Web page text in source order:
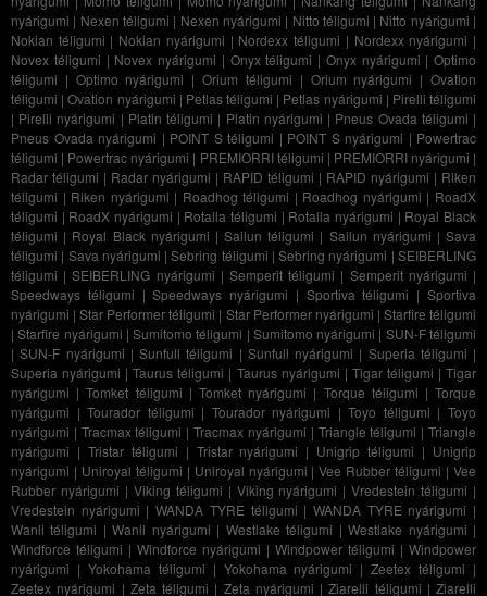
nyárigumi | Nexen téligumi | Nexen nyárigumi | Nitto téligumi | Nitto nyárigumi |
Nokian téligumi | Nokian nyárigumi | Nordexx téligumi | Nordexx nyárigumi |
Novex téligumi | Novex nyárigumi | Onyx téligumi | Onyx nyárigumi | Optimo
téligumi | Optimo nyárigumi |Orium téligumi | Orium nyárigumi |Ovation
téligumi |Ovation nyárigumi | Petlas téligumi | Petlas nyárigumi | Pirelli téligumi
| Pirelli nyárigumi | Platin téligumi | Platin nyárigumi | Pneus Ovada téligumi |
Pneus Ovada nyárigumi | POINT S téligumi | POINT S nyárigumi | Powertrac
téligumi | Powertrac nyárigumi | PREMIORRI téligumi | PREMIORRI nyárigumi |
Radar téligumi | Radar nyárigumi | RAPID téligumi | RAPID nyárigumi | Riken
téligumi | Riken nyárigumi | Roadhog téligumi | Roadhog nyárigumi | RoadX
téligumi | RoadX nyárigumi | Rotalla téligumi | Rotalla nyárigumi | Royal Black
téligumi | Royal Black nyárigumi |Sailun téligumi | Sailun nyárigumi |Sava
téligumi | Sava nyárigumi |Sebring téligumi |Sebring nyárigumi |SEIBERLING
téligumi |SEIBERLING nyárigumi |Semperit téligumi | Semperit nyárigumi |
Speedways téligumi |Speedways nyárigumi | Sportiva téligumi |Sportiva
nyárigumi |Star Performer téligumi | Star Performer nyárigumi | Starfire téligumi
|Starfire nyárigumi |Sumitomo téligumi | Sumitomo nyárigumi | SUN-F téligumi
|SUN-F nyárigumi | Sunfull téligumi | Sunfull nyárigumi | Superia téligumi |
Superia nyárigumi |Taurus téligumi | Taurus nyárigumi | Tigar téligumi |Tigar
nyárigumi |Tomket téligumi | Tomket nyárigumi | Torque téligumi |Torque
nyárigumi |Tourador téligumi | Tourador nyárigumi |Toyo téligumi |Toyo
nyárigumi | Tracmax téligumi |Tracmax nyárigumi | Triangle téligumi |Triangle
nyárigumi | Tristar téligumi | Tristar nyárigumi | Unigrip téligumi | Unigrip
nyárigumi | Uniroyal téligumi | Uniroyal nyárigumi |Vee Rubber téligumi |Vee
Rubber nyárigumi | Viking téligumi | Viking nyárigumi |Vredestein téligumi |
Vredestein nyárigumi |WANDA TYRE téligumi | WANDA TYRE nyárigumi |
Wanli téligumi |Wanli nyárigumi | Westlake téligumi |Westlake nyárigumi |
Windforce téligumi | Windforce nyárigumi | Windpower téligumi | Windpower
nyárigumi | Yokohama téligumi | Yokohama nyárigumi |Zeetex téligumi |
Zeetex nyárigumi | Zeta téligumi | Zeta nyárigumi |Ziarelli téligumi | Ziarelli